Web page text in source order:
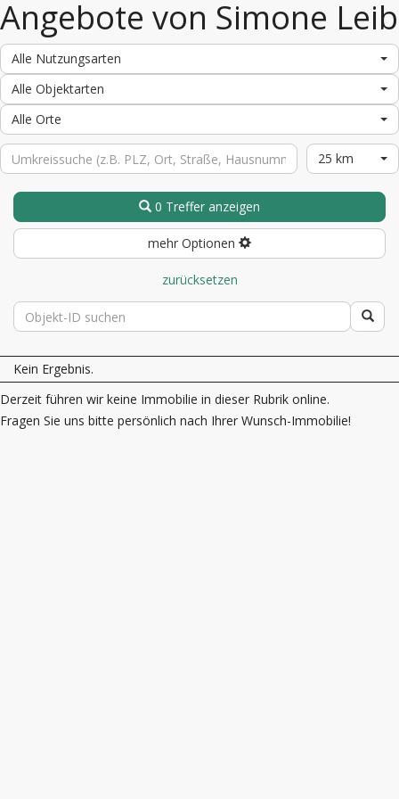
Angebote von Simone Leib
Alle Nutzungsarten
Alle Objektarten
Alle Orte
25 km
0 Treffer anzeigen
mehr Optionen
zurücksetzen
Kein Ergebnis.
Derzeit führen wir keine Immobilie in dieser Rubrik online.
Fragen Sie uns bitte persönlich nach Ihrer Wunsch-Immobilie!